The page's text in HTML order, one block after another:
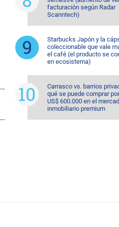
facturación según Radar
Scanntech)
Starbucks Japón y la
coleccionable que vale
el café (el producto se
en ecosistema)
Carrasco vs. barrios
qué se puede comprar
US$ 600.000 en el
inmobiliario premium